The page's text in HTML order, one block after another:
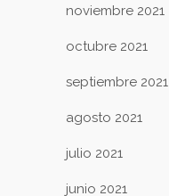
noviembre 2021
octubre 2021
septiembre 2021
agosto 2021
julio 2021
junio 2021